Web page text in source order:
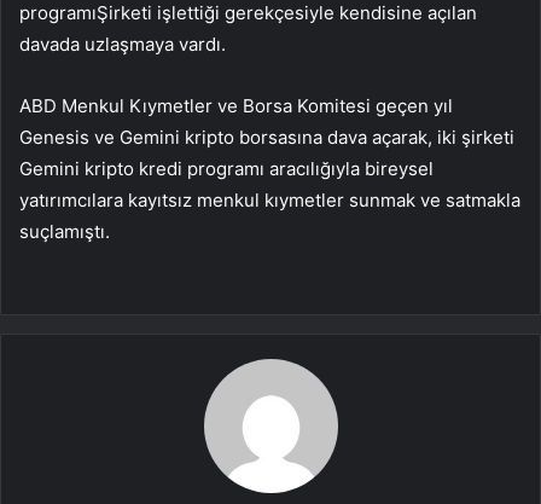
programıŞirketi işlettiği gerekçesiyle kendisine açılan
davada uzlaşmaya vardı.
ABD Menkul Kıymetler ve Borsa Komitesi geçen yıl
Genesis ve Gemini kripto borsasına dava açarak, iki şirketi
Gemini kripto kredi programı aracılığıyla bireysel
yatırımcılara kayıtsız menkul kıymetler sunmak ve satmakla
suçlamıştı.